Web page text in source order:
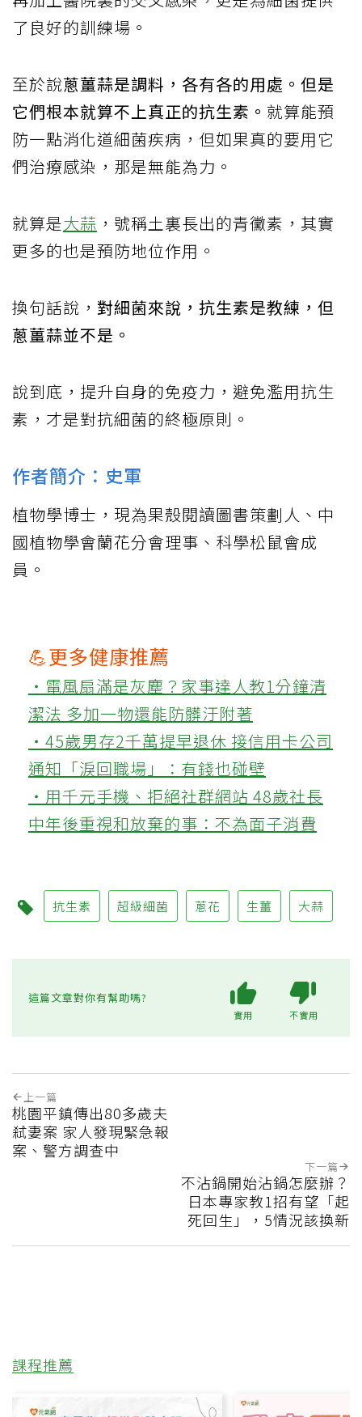
了良好的訓練場。
至於說蔥薑蒜是調料，各有各的用處。但是
它們根本就算不上真正的抗生素。 就算能預
防一點消化道細菌疾病，但如果真的要用它
們治療感染，那是無能為力。
就算是大蒜 ，號稱土裏長出的青黴素，其實
更多的也是預防地位作用。
換句話說， 對細菌來說，抗生素是教練，但
蔥薑蒜並不是。
說到底，提升自身的免疫力，避免濫用抗生
素，才是對抗細菌的終極原則。​​​​
作者簡介：史軍
植物學博士，現為果殼閱讀圖書策劃人、中
國植物學會蘭花分會理事、科學松鼠會成
員。
💪更多健康推薦
‧電風扇滿是灰塵？家事達人教1分鐘清
潔法 多加一物還能防髒汙附著
‧45歲男存2千萬提早退休 接信用卡公司
通知「淚回職場」：有錢也碰壁
‧用千元手機、拒絕社群網站 48歲社長
中年後重視和放棄的事：不為面子消費
抗生素 超級細菌 蔥花 生薑 大蒜
這篇文章對你有幫助嗎?
實用 不實用
上一篇
桃園平鎮傳出80多歲夫
弒妻案 家人發現緊急報
案、警方調查中
下一篇
不沾鍋開始沾鍋怎麼辦？
日本專家教1招有望「起
死回生」，5情況該換新
課程推薦